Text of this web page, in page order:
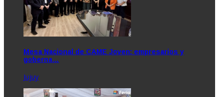
Mesa Nacional de CAME Joven: empresarios y
goberna…
Jujuy